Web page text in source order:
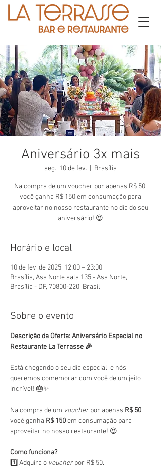
Aniversário 3x mais
seg., 10 de fev. Brasília
Na compra de um voucher por apenas R$ 50,
você ganha R$ 150 em consumação para
aproveitar no nosso restaurante no dia do seu
aniversário! 😍
Horário e local
10 de fev. de 2025, 12:00 – 23:00
Brasília, Asa Norte sala 135 - Asa Norte,
Brasília - DF, 70800-220, Brasil
Sobre o evento
Descrição da Oferta: Aniversário Especial no
Restaurante La Terrasse 🎉
Está chegando o seu dia especial, e nós
queremos comemorar com você de um jeito
incrível! 🎂✨
Na compra de um voucher por apenas R$ 50,
você ganha R$ 150 em consumação para
aproveitar no nosso restaurante! 😍
Como funciona?
1️⃣ Adquira o voucher por R$ 50.